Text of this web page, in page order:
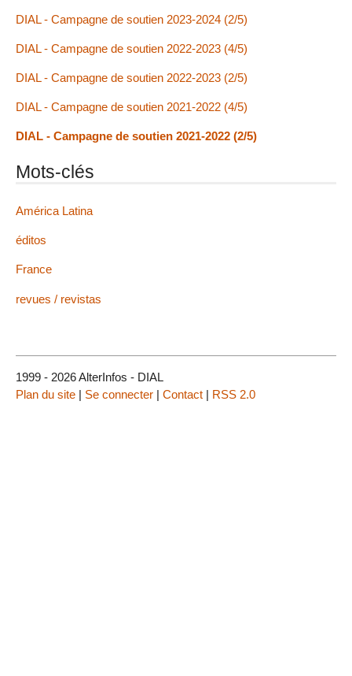
DIAL - Campagne de soutien 2023-2024 (2/5)
DIAL - Campagne de soutien 2022-2023 (4/5)
DIAL - Campagne de soutien 2022-2023 (2/5)
DIAL - Campagne de soutien 2021-2022 (4/5)
DIAL - Campagne de soutien 2021-2022 (2/5)
Mots-clés
América Latina
éditos
France
revues / revistas
1999 - 2026 AlterInfos - DIAL
Plan du site | Se connecter | Contact | RSS 2.0